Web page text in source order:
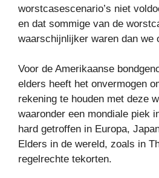
worstcasescenario’s niet
en dat sommige van de
waarschijnlijker waren dan we
Voor de Amerikaanse
elders heeft het onvermogen
rekening te houden met deze
waaronder een mondiale piek
hard getroffen in Europa,
Elders in de wereld, zoals in
regelrechte tekorten.